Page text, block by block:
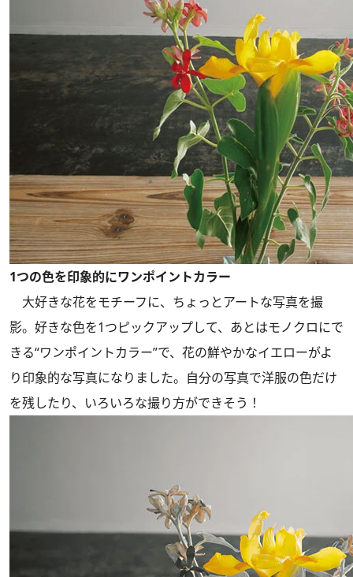
1つの色を印象的にワンポイントカラー
大好きな花をモチーフに、ちょっとアートな写真を撮
影。好きな色を1つピックアップして、あとはモノクロにで
きる“ワンポイントカラー”で、花の鮮やかなイエローがよ
り印象的な写真になりました。自分の写真で洋服の色だけ
を残したり、いろいろな撮り方ができそう！